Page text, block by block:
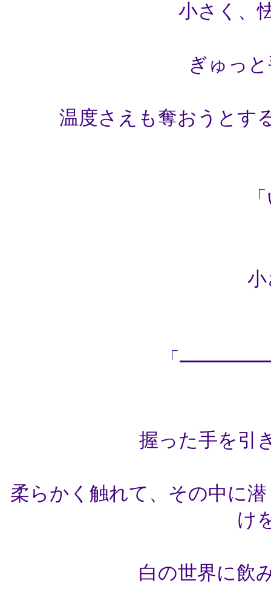
小さく、
ぎゅっ
温度さえも奪おうとす
「
握った手を引
柔らかく触れて、その中に
け
白の世界に飲